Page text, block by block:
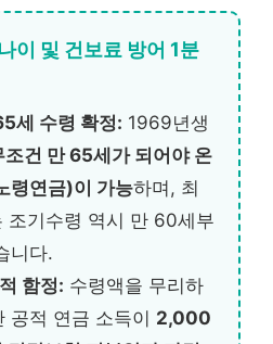
이 및 건보료 방어 1분
세 수령 확정: 1969년생
조건 만 65세가 되어야 온
령연금)이 가능하며, 최
조기수령 역시 만 60세부
니다.
함정: 수령액을 무리하
공적 연금 소득이 2,000